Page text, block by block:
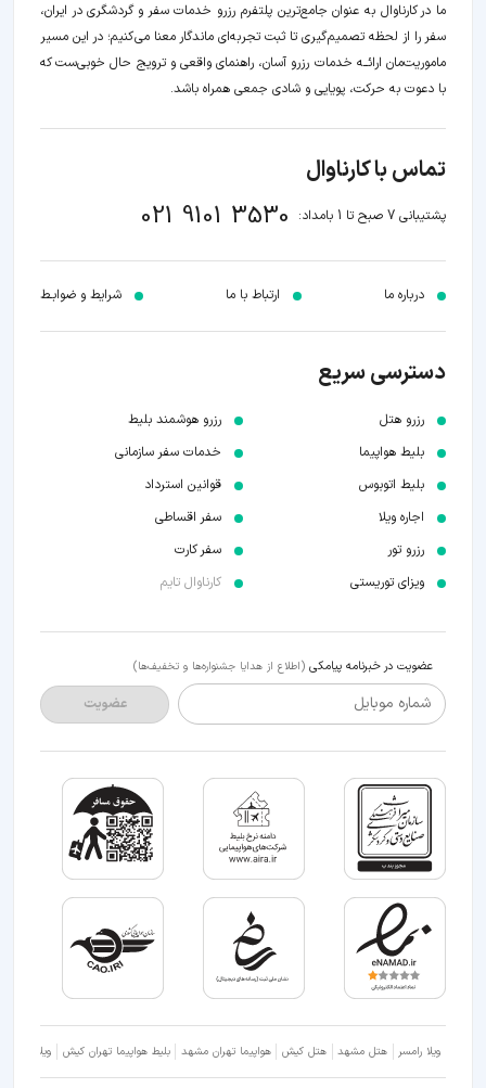
ما در کارناوال به عنوان جامع‌ترین پلتفرم رزرو خدمات سفر و گردشگری در ایران،
سفر را از لحظه‌ تصمیم‌گیری تا ثبت تجربه‌ای ماندگار معنا می‌کنیم؛ در این مسیر‍
ماموریت‌مان اراﺋــﻪ خدمات رزرو آسان، راهنمای واقعی و ترویج حال خوبی‌ست که
با دعوت به حرکت، پویایی و شادی جمعی همراه باشد.
تماس با کارناوال
پشتیبانی 7 صبح تا 1 بامداد: 021 9101 3530
درباره ما ارتباط با ما شرایط و ضوابـط
دسترسی سریع
رزرو هتل
بلیط هواپیما
بلیط اتوبوس
اجاره ویلا
رزرو تور
ویزای توریستی
رزرو هوشمند بلیط
خدمات سفر سازمانی
قوانین استرداد
سفر اقساطی
سفر کارت
کارناوال تایم
عضویت در خبرنامه پیامکی (اطلاع از هدایا جشنواره‌ها و تخفیف‌ها)
شماره موبایل عضویت
ویلا رامسر هتل مشهد هتل کیش هواپیما تهران مشهد بلیط هواپیما تهران کیش ویلا شمال